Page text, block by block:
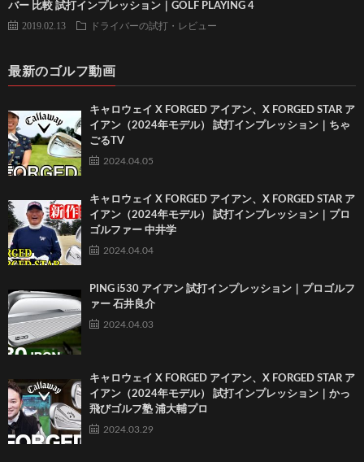
バー 比較 試打インプレッション｜GOLF PLAYING 4
2019.02.13 ドライバーの試打・レビュー
最新のゴルフ動画
キャロウェイ X FORGED アイアン、X FORGED STAR ア
イアン（2024年モデル） 試打インプレッション｜ちゃ
ごるTV
2024.04.05
キャロウェイ X FORGED アイアン、X FORGED STAR ア
イアン（2024年モデル） 試打インプレッション｜プロ
ゴルファー 中井学
2024.04.04
PING i530 アイアン 試打インプレッション｜プロゴルフ
ァー 石井良介
2024.04.03
キャロウェイ X FORGED アイアン、X FORGED STAR ア
イアン（2024年モデル） 試打インプレッション｜かっ
飛びゴルフ塾 浦大輔プロ
2024.03.29